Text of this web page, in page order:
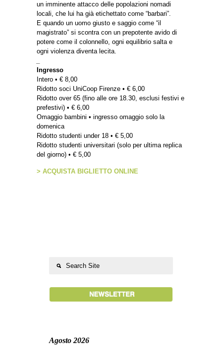
un imminente attacco delle popolazioni nomadi
locali, che lui ha già etichettato come “barbari”.
E quando un uomo giusto e saggio come “il
magistrato” si scontra con un prepotente avido di
potere come il colonnello, ogni equilibrio salta e
ogni violenza diventa lecita.
Ingresso
Intero • € 8,00
Ridotto soci UniCoop Firenze • € 6,00
Ridotto over 65 (fino alle ore 18.30, esclusi festivi e
prefestivi) • € 6,00
Omaggio bambini • ingresso omaggio solo la
domenica
Ridotto studenti under 18 • € 5,00
Ridotto studenti universitari (solo per ultima replica
del giorno) • € 5,00
> ACQUISTA BIGLIETTO ONLINE
Agosto 2026